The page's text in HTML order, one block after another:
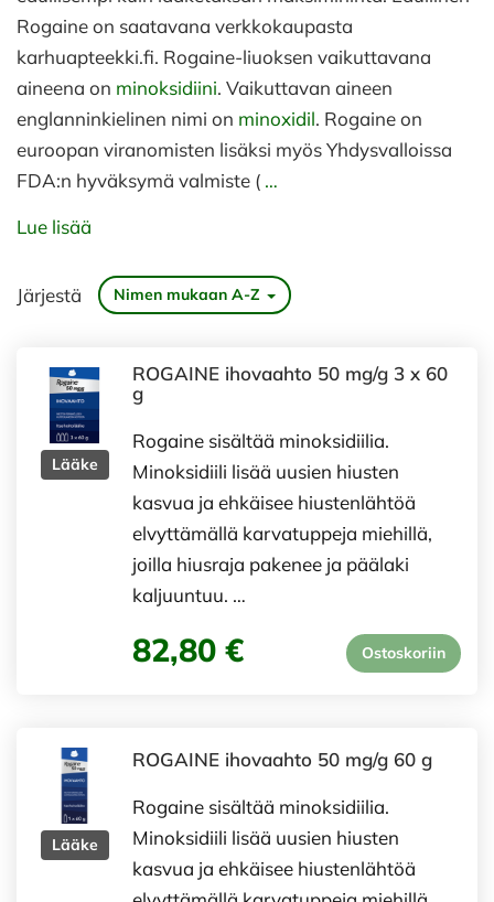
Rogaine on saatavana verkkokaupasta
karhuapteekki.fi. Rogaine-liuoksen vaikuttavana
aineena on minoksidiini. Vaikuttavan aineen
englanninkielinen nimi on minoxidil. Rogaine on
euroopan viranomisten lisäksi myös Yhdysvalloissa
FDA:n hyväksymä valmiste ( …
Lue lisää
Järjestä Nimen mukaan A-Z
Lääke
ROGAINE ihovaahto 50 mg/g 3 x 60
g
Rogaine sisältää minoksidiilia.
Minoksidiili lisää uusien hiusten
kasvua ja ehkäisee hiustenlähtöä
elvyttämällä karvatuppeja miehillä,
joilla hiusraja pakenee ja päälaki
kaljuuntuu. …
82,80 € Ostoskoriin
Lääke
ROGAINE ihovaahto 50 mg/g 60 g
Rogaine sisältää minoksidiilia.
Minoksidiili lisää uusien hiusten
kasvua ja ehkäisee hiustenlähtöä